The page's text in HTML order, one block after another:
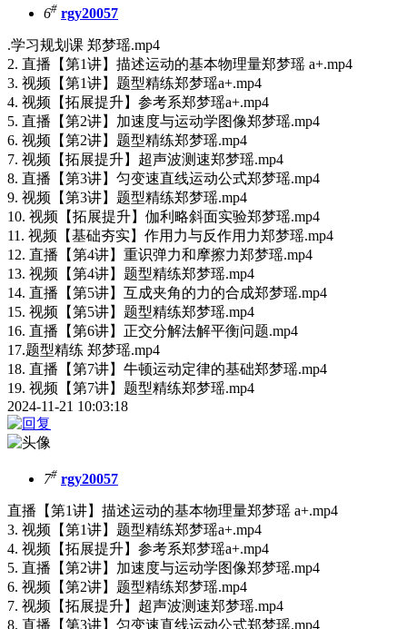
6# rgy20057
.学习规划课 郑梦瑶.mp4
2. 直播【第1讲】描述运动的基本物理量郑梦瑶 a+.mp4
3. 视频【第1讲】题型精练郑梦瑶a+.mp4
4. 视频【拓展提升】参考系郑梦瑶a+.mp4
5. 直播【第2讲】加速度与运动学图像郑梦瑶.mp4
6. 视频【第2讲】题型精练郑梦瑶.mp4
7. 视频【拓展提升】超声波测速郑梦瑶.mp4
8. 直播【第3讲】匀变速直线运动公式郑梦瑶.mp4
9. 视频【第3讲】题型精练郑梦瑶.mp4
10. 视频【拓展提升】伽利略斜面实验郑梦瑶.mp4
11. 视频【基础夯实】作用力与反作用力郑梦瑶.mp4
12. 直播【第4讲】重识弹力和摩擦力郑梦瑶.mp4
13. 视频【第4讲】题型精练郑梦瑶.mp4
14. 直播【第5讲】互成夹角的力的合成郑梦瑶.mp4
15. 视频【第5讲】题型精练郑梦瑶.mp4
16. 直播【第6讲】正交分解法解平衡问题.mp4
17.题型精练 郑梦瑶.mp4
18. 直播【第7讲】牛顿运动定律的基础郑梦瑶.mp4
19. 视频【第7讲】题型精练郑梦瑶.mp4
2024-11-21 10:03:18
7# rgy20057
直播【第1讲】描述运动的基本物理量郑梦瑶 a+.mp4
3. 视频【第1讲】题型精练郑梦瑶a+.mp4
4. 视频【拓展提升】参考系郑梦瑶a+.mp4
5. 直播【第2讲】加速度与运动学图像郑梦瑶.mp4
6. 视频【第2讲】题型精练郑梦瑶.mp4
7. 视频【拓展提升】超声波测速郑梦瑶.mp4
8. 直播【第3讲】匀变速直线运动公式郑梦瑶.mp4